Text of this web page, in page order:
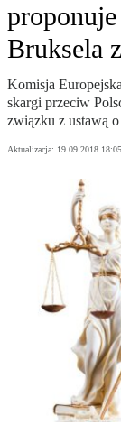
Bruksela
Komisja
skargi przeciw
związku z ustawą
Aktualizacja: 19.09.2018 18:05